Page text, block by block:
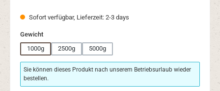
Sofort verfügbar, Lieferzeit: 2-3 days
Gewichtauswählen
1000g
2500g 5000g
Sie können dieses Produkt nach unserem Betriebsurlaub wieder
bestellen.